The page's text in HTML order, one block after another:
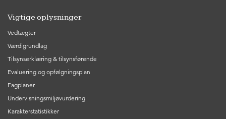
Vigtige oplysninger
Vedtægter
Værdigrundlag
Tilsynserklæring & tilsynsførende
Evaluering og opfølgningsplan
Fagplaner
Undervisningsmiljøvurdering
Karakterstatistikker